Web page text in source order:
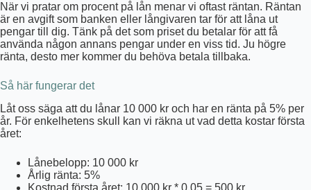
När vi pratar om procent på lån menar vi oftast räntan. Räntan
är en avgift som banken eller långivaren tar för att låna ut
pengar till dig. Tänk på det som priset du betalar för att få
använda någon annans pengar under en viss tid. Ju högre
ränta, desto mer kommer du behöva betala tillbaka.
Så här fungerar det
Låt oss säga att du lånar 10 000 kr och har en ränta på 5% per
år. För enkelhetens skull kan vi räkna ut vad detta kostar första
året:
Lånebelopp: 10 000 kr
Årlig ränta: 5%
Kostnad första året: 10,000 kr * 0,05 = 500 kr